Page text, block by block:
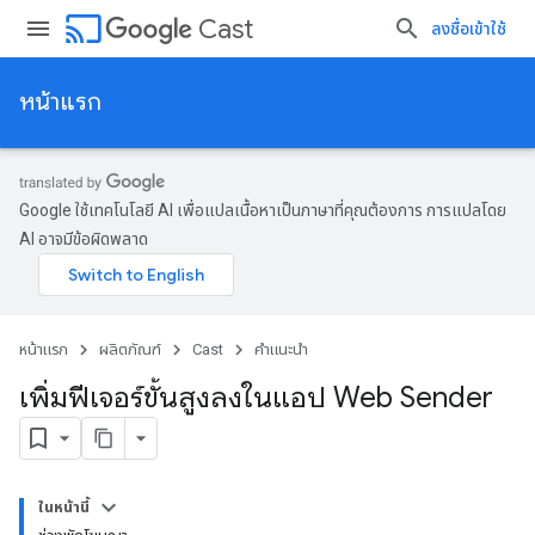
cast Cast ลงชื่อเข้าใช้
หน้าแรก
Google ใช้เทคโนโลยี AI เพื่อแปลเนื้อหาเป็นภาษาที่คุณต้องการ การแปลโดย
AI อาจมีข้อผิดพลาด
หน้าแรก ผลิตภัณฑ์ Cast คำแนะนำ
เพิ่มฟีเจอร์ขั้นสูงลงในแอป Web Sender
ในหน้านี้